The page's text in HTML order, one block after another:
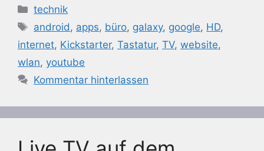
Kategorien
technik
Schlagwörter
android , apps, büro, galaxy, google, HD,
internet, Kickstarter, Tastatur, TV, website,
wlan, youtube
Kommentar hinterlassen